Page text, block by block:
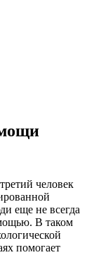
человек
еще не всегда
В таком
помогает